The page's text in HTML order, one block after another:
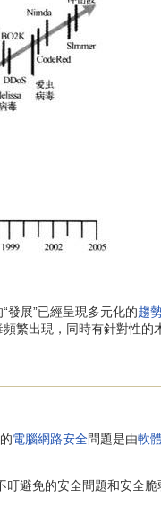
展”已經呈現多元化的趨
繁出現，同時有針對性的
電腦網路安全問題是由軟
避免的安全問題和安全